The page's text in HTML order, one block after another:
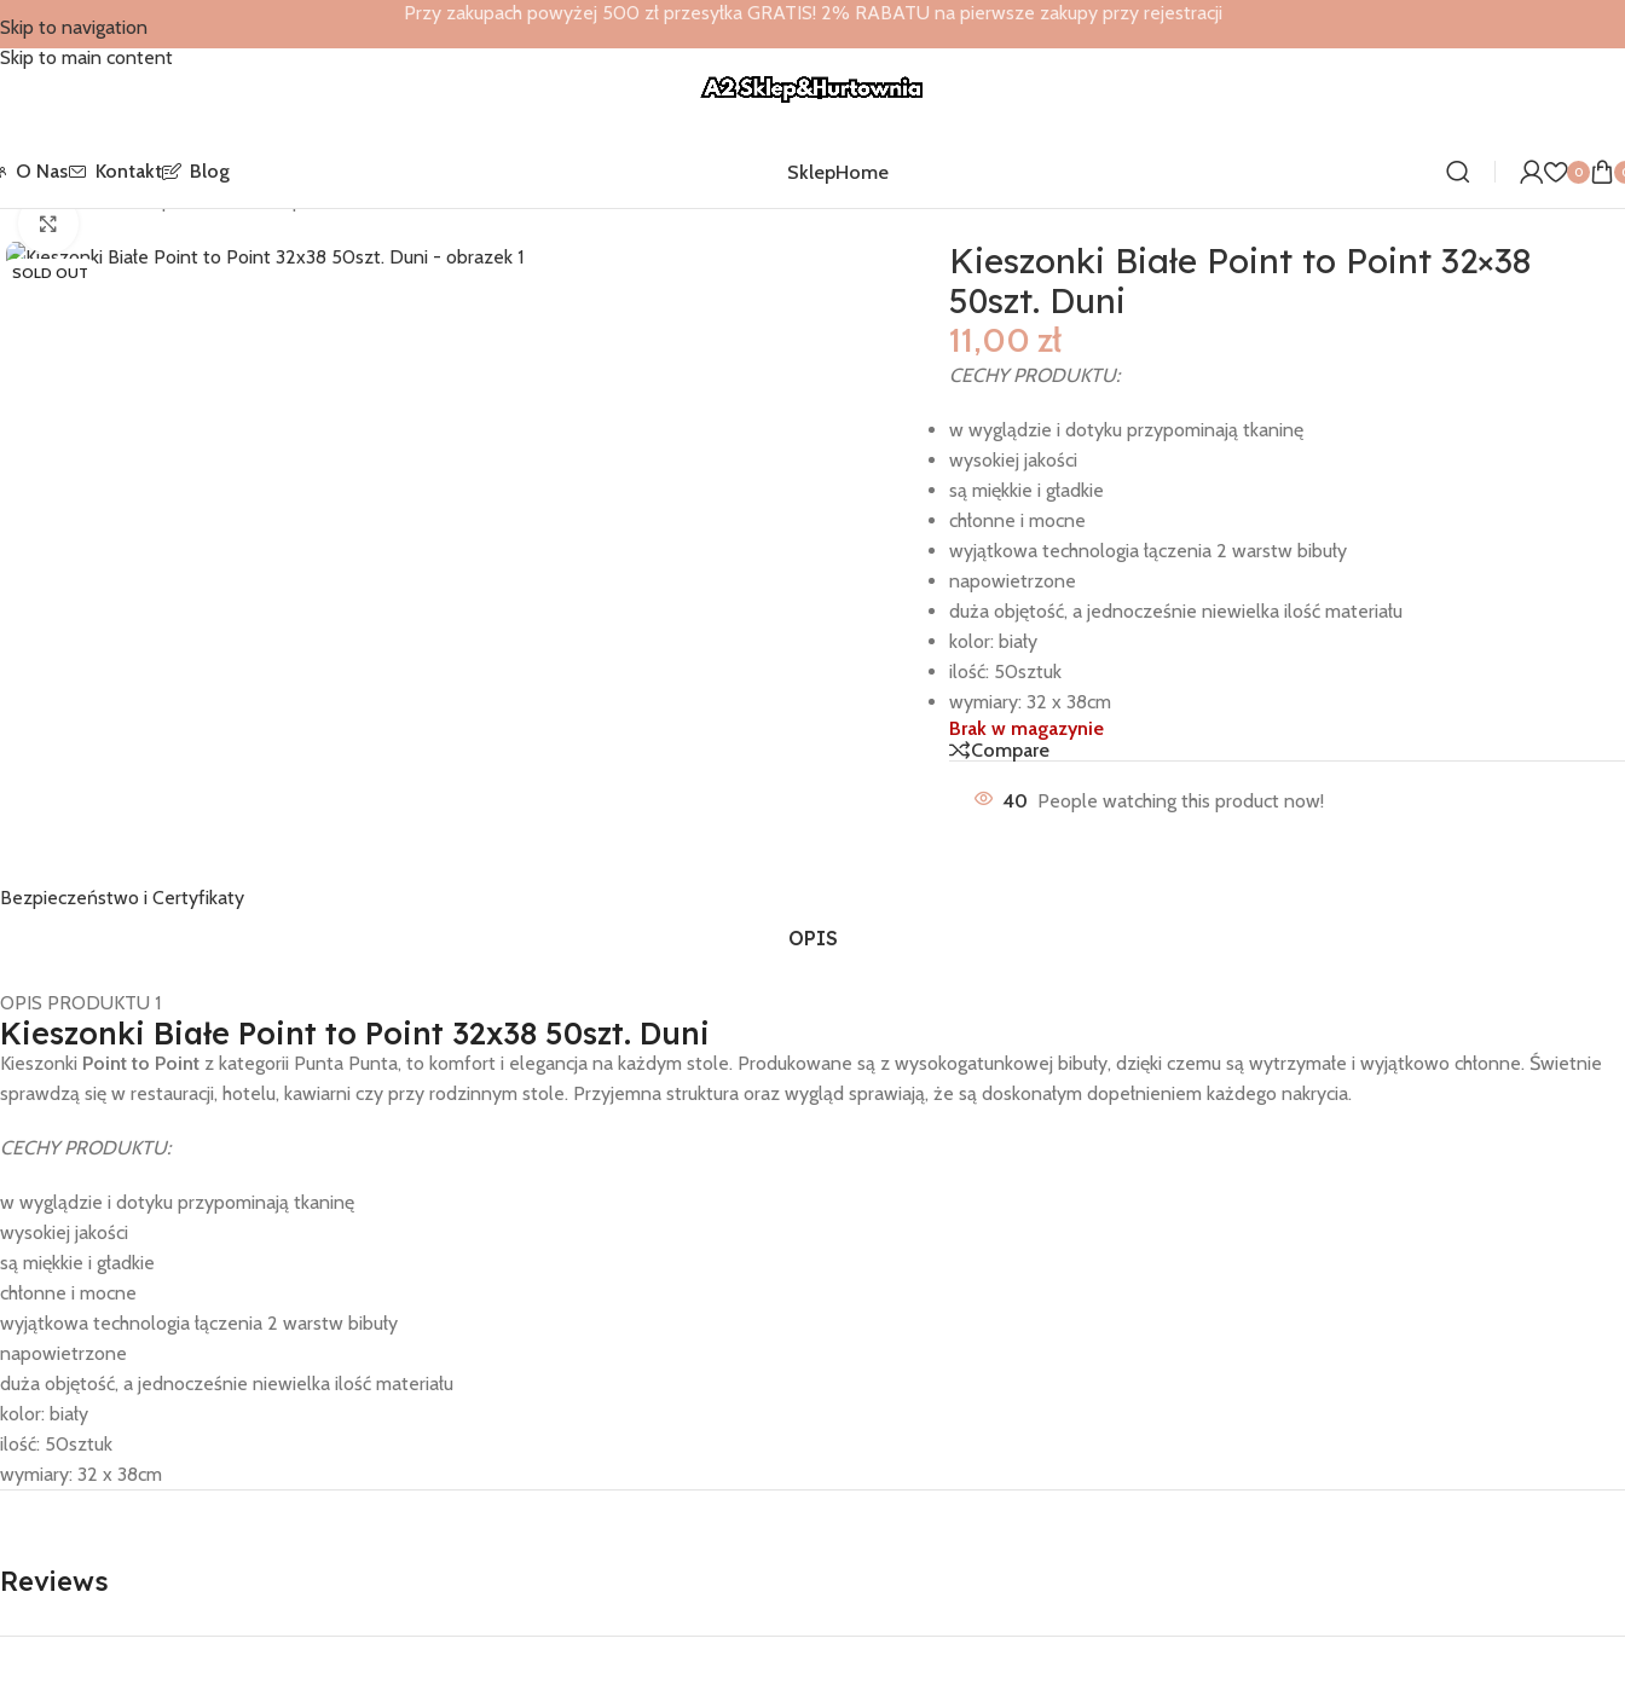
Skip to navigation
Skip to main content
Przy zakupach powyżej 500 zł przesyłka GRATIS! 2% RABATU na pierwsze zakupy przy rejestracji
O Nas Kontakt Blog SklepHome 0
SOLD OUT
Kieszonki Białe Point to Point 32×38
50szt. Duni
11,00 zł
CECHY PRODUKTU:
w wyglądzie i dotyku przypominają tkaninę
wysokiej jakości
są miękkie i gładkie
chłonne i mocne
wyjątkowa technologia łączenia 2 warstw bibuły
napowietrzone
duża objętość, a jednocześnie niewielka ilość materiału
kolor: biały
ilość: 50sztuk
wymiary: 32 x 38cm
Brak w magazynie
Compare
40 People watching this product now!
Bezpieczeństwo i Certyfikaty
OPIS
OPIS PRODUKTU 1
Kieszonki Białe Point to Point 32x38 50szt. Duni
Kieszonki Point to Point z kategorii Punta Punta, to komfort i elegancja na każdym stole. Produkowane są z wysokogatunkowej bibuły, dzięki czemu są wytrzymałe i wyjątkowo chłonne. Świetnie
sprawdzą się w restauracji, hotelu, kawiarni czy przy rodzinnym stole. Przyjemna struktura oraz wygląd sprawiają, że są doskonałym dopełnieniem każdego nakrycia.
CECHY PRODUKTU:
w wyglądzie i dotyku przypominają tkaninę
wysokiej jakości
są miękkie i gładkie
chłonne i mocne
wyjątkowa technologia łączenia 2 warstw bibuły
napowietrzone
duża objętość, a jednocześnie niewielka ilość materiału
kolor: biały
ilość: 50sztuk
wymiary: 32 x 38cm
Reviews